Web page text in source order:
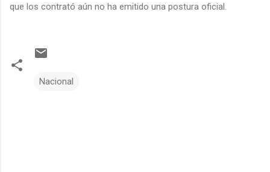
que los contrató aún no ha emitido una postura oficial.
Nacional